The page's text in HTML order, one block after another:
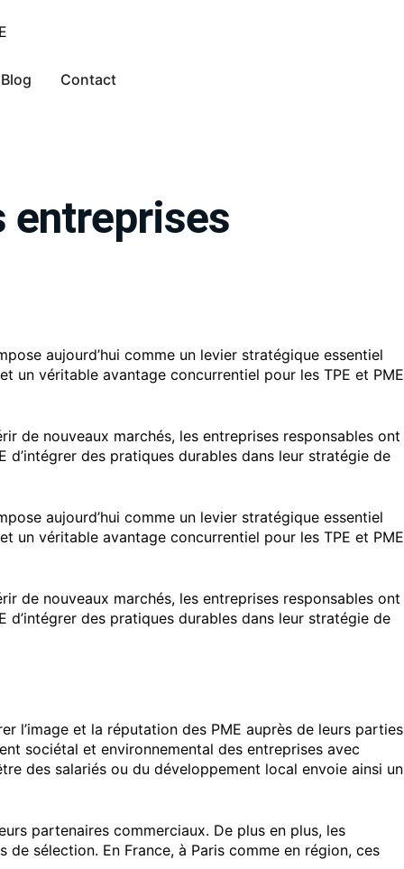
Blog Contact
entreprises
aujourd’hui comme un levier stratégique essentiel
un véritable avantage concurrentiel pour les TPE et PME
de nouveaux marchés, les entreprises responsables ont
des pratiques durables dans leur stratégie de
aujourd’hui comme un levier stratégique essentiel
un véritable avantage concurrentiel pour les TPE et PME
de nouveaux marchés, les entreprises responsables ont
des pratiques durables dans leur stratégie de
l’image et la réputation des PME auprès de leurs parties
sociétal et environnemental des entreprises avec
des salariés ou du développement local envoie ainsi un
partenaires commerciaux. De plus en plus, les
de sélection. En France, à Paris comme en région, ces